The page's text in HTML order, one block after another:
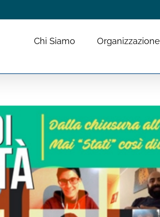
Chi Siamo Organizzazione